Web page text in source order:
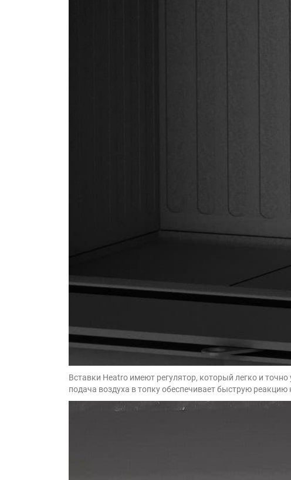
Вставки Heatro имеют регулятор, который легко и
подача воздуха в топку обеспечивает быструю реакцию